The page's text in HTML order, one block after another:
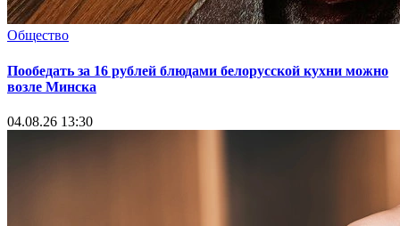
Общество
Пообедать за 16 рублей блюдами белорусской кухни можно
возле Минска
04.08.26 13:30